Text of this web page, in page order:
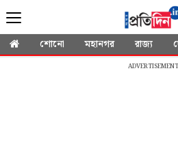
শোনো মহানগর রাজ্য
ADVERTISEMENT